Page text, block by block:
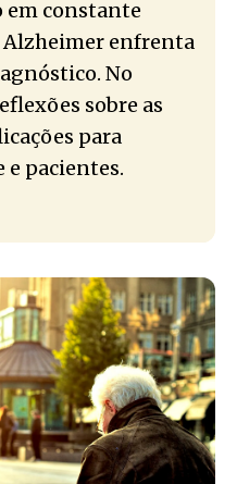
em constante
Alzheimer enfrenta
No
sobre as
para
e pacientes.